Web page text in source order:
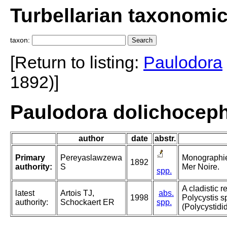
Turbellarian
taxon:
[Return to listing: Paulodora
1892)]
Paulodora
author date abstr.
Primary
authority:
Pereyaslawzewa
S
1892
spp.
Mer Noire.
latest
authority:
Artois TJ,
Schockaert ER
1998
abs.
spp.
A cladistic
Polycystis